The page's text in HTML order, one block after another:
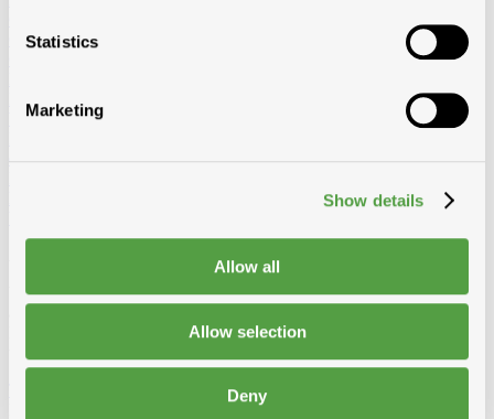
Statistics
Marketing
Show details
Allow all
Allow selection
Deny
Gereedschap
Distripaints Fribel
PaslodeProf
Werfuitrusting
delig omvormbaarDubbele trapladdersEnkele trapladders
Van constructiehout zoals kepers, voligen en pannelatten tot
afwerkingshout zoals planchetten, platen en boordplanken – bij
Modde vind je een ruim aanbod houtproducten voor elke